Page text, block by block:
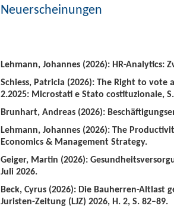
Neuerscheinungen
Lehmann, Johannes (2026): HR-Analytics:
Schiess, Patricia (2026): The Right to
2.2025: Microstati e Stato costituzionale,
Brunhart, Andreas (2026):
Lehmann, Johannes (2026): The
Economics & Management Strategy.
Geiger, Martin (2026):
Juli 2026.
Beck, Cyrus (2026): Die Bauherren-Altlast
Juristen-Zeitung (LJZ) 2026, H. 2, S. 82–89.